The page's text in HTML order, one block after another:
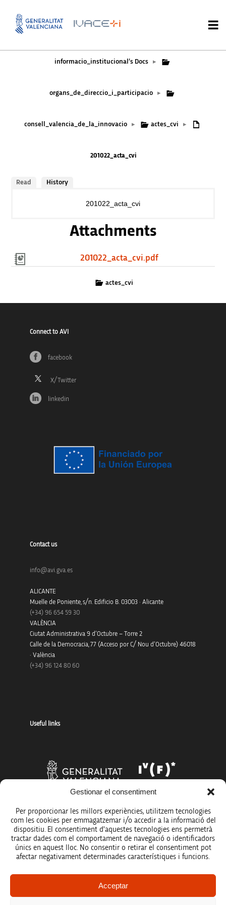
Gestionar el consentiment
Per proporcionar les millors experiències, utilitzem tecnologies
com les cookies per emmagatzemar i/o accedir a la informació del
dispositiu. El consentiment d'aquestes tecnologies ens permetrà
tractar dades com el comportament de navegació o identificadors
únics en aquest lloc. No consentir o retirar el consentiment pot
afectar negativament determinades característiques i funcions.
Acceptar
informacio_institucional’s Docs ▸
organs_de_direccio_i_participacio ▸
consell_valencia_de_la_innovacio ▸ actes_cvi ▸
201022_acta_cvi
Read History
201022_acta_cvi
Attachments
201022_acta_cvi.pdf
actes_cvi
Connect to AVI
facebook
linkedin
Contact us
info@avi.gva.es
ALICANTE
Muelle de Poniente, s/n. Edificio B. 03003 · Alicante
(+34) 96 654 59 30
VALÈNCIA
Ciutat Administrativa 9 d’Octubre – Torre 2
Calle de la Democracia, 77 (Acceso por C/ Nou d’Octubre) 46018
· València
(+34) 96 124 80 60
Useful links
Legal notice